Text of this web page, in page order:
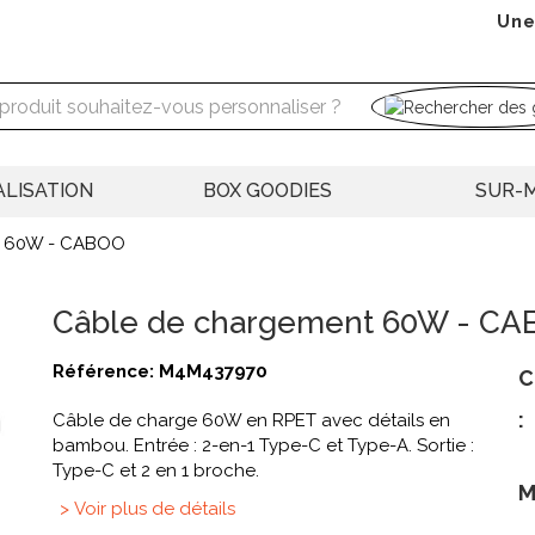
BOX GOODIES SUR-
- CABOO
Câble de chargement 60W -
Référence: M4M437970
Câble de charge 60W en RPET avec détails en
bambou. Entrée : 2-en-1 Type-C et Type-A. Sortie :
Type-C et 2 en 1 broche.
> Voir plus de détails
: